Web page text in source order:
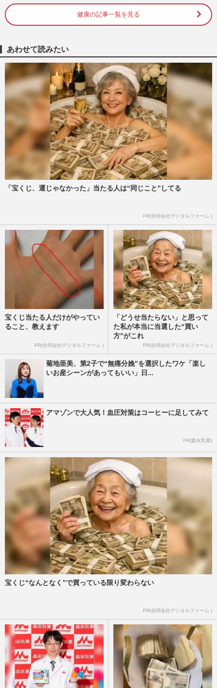
週刊女性2026年1月20日・27日号 2026/1/18
とも」出産後の“夫との関係変化”を正直告
白して女性から共感殺到
週刊女性PRIME
《すれ違い夫婦の“思い込み”と“本音”》約
3000組のカウンセリングで見えた「関係修
復」4つの実例
週刊女性2024年10月22日・29日号 2024/10/20
《レス夫婦の「公認不倫」に潜む危うさ》
納得のはずが配偶者から慰謝料請求、夫婦
崩壊、専門家か指摘
週刊女性2024年9月10日号 2024/8/31
THE RAMPAGE・吉野北人、ドラマ
に挑戦！初ベッドシーンは高畑充希
週刊女性2024年7月2日号 2024/6/21
健康の記事一覧を見る
あわせて読みたい
「宝くじ、運じゃなかった」当たる人は“同じこと”してる
PR(合同会社デジタルファーム )
宝くじ当たる人だけがやってい
ること、教えます
PR(合同会社デジタルファーム )
「どうせ当たらない」と思って
た私が本当に当選した“買い
方”がこれ
PR(合同会社デジタルファーム )
菊地亜美、第2子で“無痛分娩”を選択したワケ「楽し
いお産シーンがあってもいい」日...
アマゾンで大人気！血圧対策はコーヒーに足してみて
PR(森永乳業)
宝くじ“なんとなく”で買っている限り変わらない
PR(合同会社デジタルファーム )